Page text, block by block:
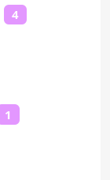
4
1